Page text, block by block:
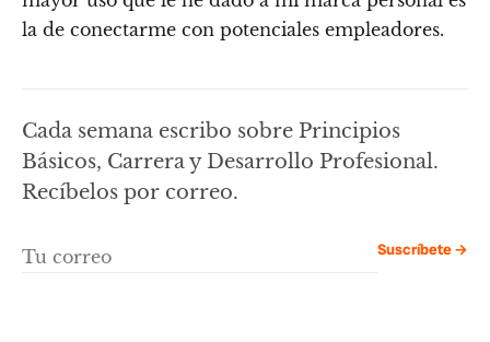
la de conectarme con potenciales empleadores.
Cada semana escribo sobre Principios
Básicos, Carrera y Desarrollo Profesional.
Recíbelos por correo.
Suscríbete →